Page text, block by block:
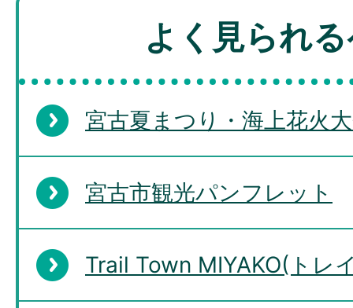
よく見られ
宮古夏まつり・海上花火
宮古市観光パンフレット
Trail Town MIYAKO(トレ